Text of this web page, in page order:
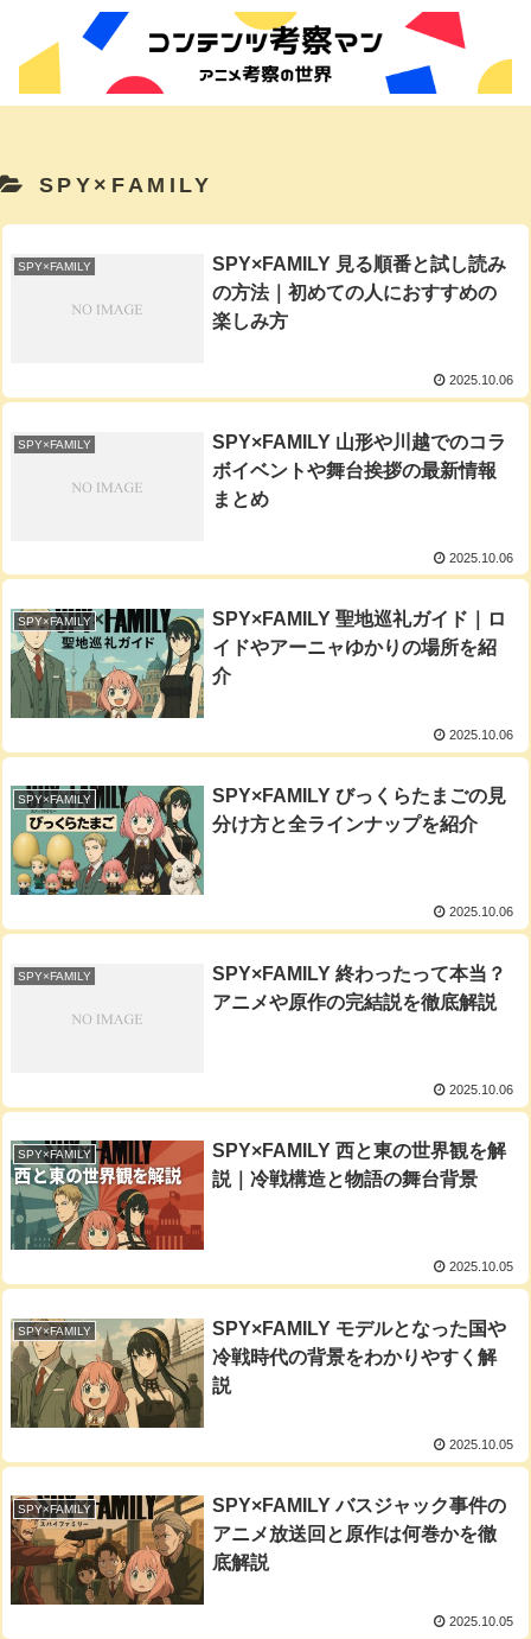
SPY×FAMILY
SPY×FAMILY
SPY×FAMILY 見る順番と試し読み
の方法｜初めての人におすすめの
楽しみ方
2025.10.06
SPY×FAMILY
SPY×FAMILY 山形や川越でのコラ
ボイベントや舞台挨拶の最新情報
まとめ
2025.10.06
SPY×FAMILY
SPY×FAMILY 聖地巡礼ガイド｜ロ
イドやアーニャゆかりの場所を紹
介
2025.10.06
SPY×FAMILY
SPY×FAMILY びっくらたまごの見
分け方と全ラインナップを紹介
2025.10.06
SPY×FAMILY
SPY×FAMILY 終わったって本当？
アニメや原作の完結説を徹底解説
2025.10.06
SPY×FAMILY
SPY×FAMILY 西と東の世界観を解
説｜冷戦構造と物語の舞台背景
2025.10.05
SPY×FAMILY
SPY×FAMILY モデルとなった国や
冷戦時代の背景をわかりやすく解
説
2025.10.05
SPY×FAMILY
SPY×FAMILY バスジャック事件の
アニメ放送回と原作は何巻かを徹
底解説
2025.10.05